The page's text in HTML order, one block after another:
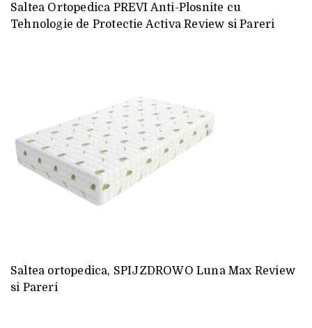
Saltea Ortopedica PREVI Anti-Plosnite cu
Tehnologie de Protectie Activa Review si Pareri
Saltea ortopedica, SPIJZDROWO Luna Max Review
si Pareri